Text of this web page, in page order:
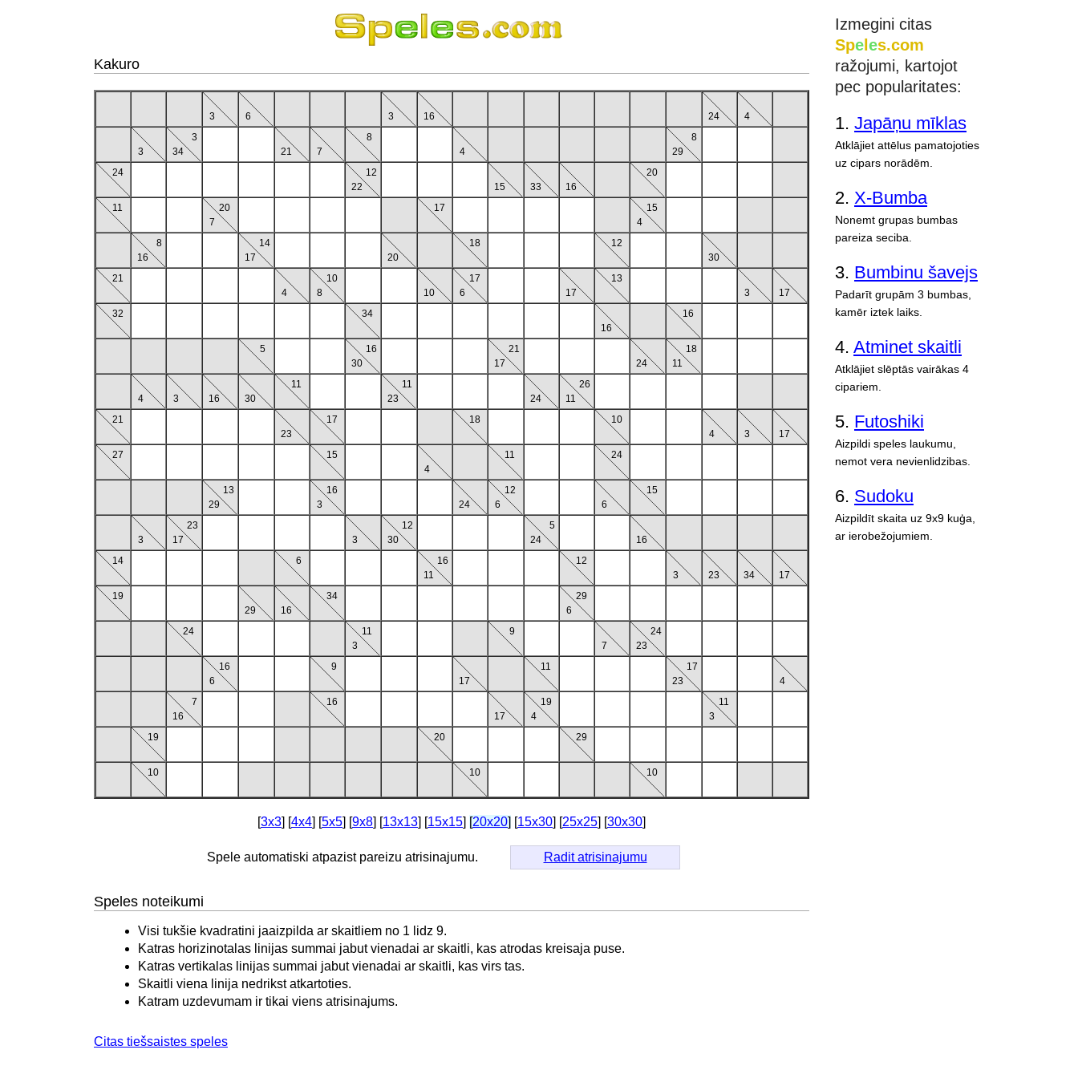
Kakuro
3 6 3 16 24 4
3
3
34
21 7
8
4
8
29
24
12
22
15 33 16
20
11
20
7
17
15
4
8
16
14
17
20
18
12
30
21
4
10
8
10
17
6
17
13
3
17
32
34
16
16
5
16
30
21
17
24
18
11
4 3 16 30
11
11
23
24
26
11
21
23
17 18
10
4
3
17
27
15
4
11 24
13
29
16
3
24
12
6
6
15
3
23
17
3
12
30
5
24
16
14
6
16
11
12
3
23 34
17
19
29
16
34
29
6
24
11
3
9
7
24
23
16
6
9
17
11
17
23
4
7
16
16
17
19
4
11
3
19
20 29
10 10 10
[3x3] [4x4] [5x5] [9x8] [13x13] [15x15] [20x20] [15x30] [25x25] [30x30]
Spele automatiski atpazist pareizu atrisinajumu. Radit atrisinajumu
Speles noteikumi
Visi tukšie kvadratini jaaizpilda ar skaitliem no 1 lidz 9.
Katras horizinotalas linijas summai jabut vienadai ar skaitli, kas atrodas kreisaja puse.
Katras vertikalas linijas summai jabut vienadai ar skaitli, kas virs tas.
Skaitli viena linija nedrikst atkartoties.
Katram uzdevumam ir tikai viens atrisinajums.
Citas tiešsaistes speles
Izmegini citas
Spe es.com
ražojumi, kartojot
pec popularitates:
1. Japāņu mīklas
Atklājiet attēlus pamatojoties
uz cipars norādēm.
2. X-Bumba
Nonemt grupas bumbas
pareiza seciba.
3. Bumbinu šavejs
Padarīt grupām 3 bumbas,
kamēr iztek laiks.
4. Atminet skaitli
Atklājiet slēptās vairākas 4
cipariem.
5. Futoshiki
Aizpildi speles laukumu,
nemot vera nevienlidzibas.
6. Sudoku
Aizpildīt skaita uz 9x9 kuģa,
ar ierobežojumiem.